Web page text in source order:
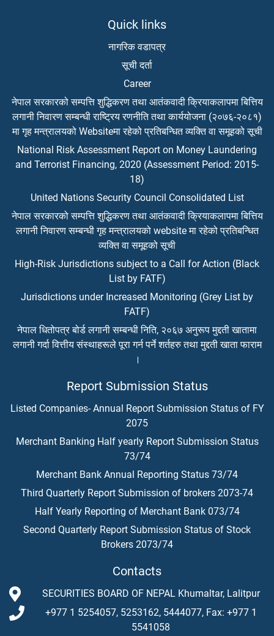
Quick links
नागरिक वडापत्र
सूची दर्ता
Career
नेपाल सरकारको सम्पत्ति शुद्धिकरण तथा आतंकवादी क्रियाकलापमा बित्तिय
लगानी निवारण सम्बन्धी राष्ट्रिय रणनीति तथा कार्ययोजना (२०७६-२०८१)
मा गृह मन्त्रालयको Websiteमा रहेको प्रतिबन्धित व्यक्ति वा समूहको सूची
National Risk Assessment Report on Money Laundering
and Terrorist Financing, 2020 (Assessment Period: 2015-
18)
United Nations Security Council Consolidated List
नेपाल सरकारको सम्पत्ति शुद्धिकरण तथा आतंकवादी क्रियाकलापमा बित्तिय
लगानी निवारण सम्बन्धी गृह मन्त्रालयको website मा रहेको प्रतिबन्धित
व्यक्ति वा समूहको सूची
High-Risk Jurisdictions subject to a Call for Action (Black
List by FATF)
Jurisdictions under Increased Monitoring (Grey List by
FATF)
नेपाल धितोपत्र बोर्ड लगानी सम्बन्धी निति, २०६७ अनुरूप मुद्दती खातामा
लगानी गर्दा वित्तीय संस्थाहरूले पूरा गर्न पर्ने शर्तहरु तथा मुद्दती खाता फाराम
।
Report Submission Status
Listed Companies- Annual Report Submission Status of FY
2075
Merchant Banking Half yearly Report Submission Status
73/74
Merchant Bank Annual Reporting Status 73/74
Third Quarterly Report Submission of brokers 2073-74
Half Yearly Reporting of Merchant Bank 073/74
Second Quarterly Report Submission Status of Stock
Brokers 2073/74
Contacts
SECURITIES BOARD OF NEPAL Khumaltar, Lalitpur
+977 1 5254057, 5253162, 5444077, Fax: +977 1
5541058